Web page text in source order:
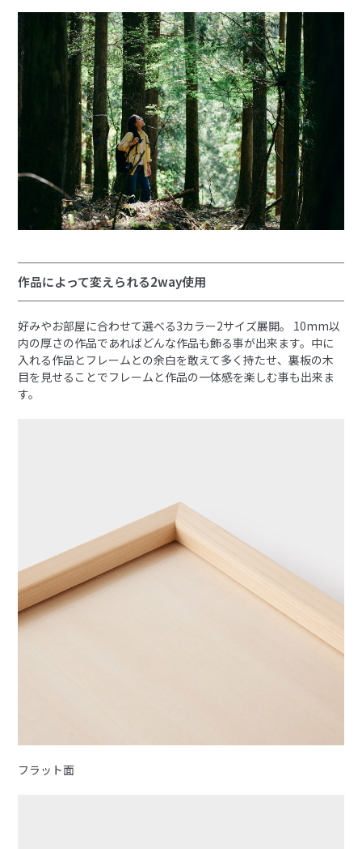
作品によって変えられる2way使用
好みやお部屋に合わせて選べる3カラー2サイズ展開。 10mm以
内の厚さの作品であればどんな作品も飾る事が出来ます。中に
入れる作品とフレームとの余白を敢えて多く持たせ、裏板の木
目を見せることでフレームと作品の一体感を楽しむ事も出来ま
す。
フラット面